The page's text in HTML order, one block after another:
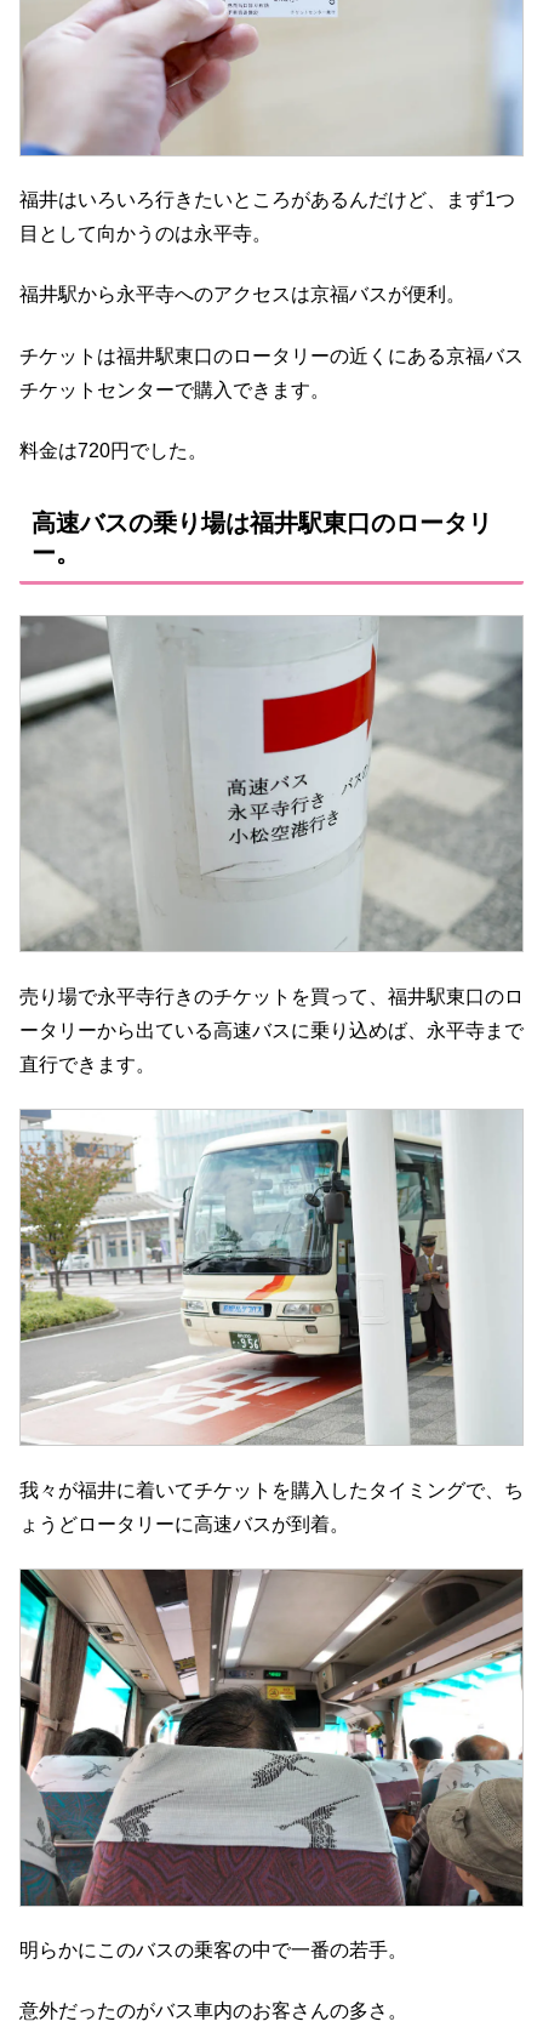
福井はいろいろ行きたいところがあるんだけど、まず1つ
目として向かうのは永平寺。
福井駅から永平寺へのアクセスは京福バスが便利。
チケットは福井駅東口のロータリーの近くにある京福バス
チケットセンターで購入できます。
料金は720円でした。
高速バスの乗り場は福井駅東口のロータリ
ー。
売り場で永平寺行きのチケットを買って、福井駅東口のロ
ータリーから出ている高速バスに乗り込めば、永平寺まで
直行できます。
我々が福井に着いてチケットを購入したタイミングで、ち
ょうどロータリーに高速バスが到着。
明らかにこのバスの乗客の中で一番の若手。
意外だったのがバス車内のお客さんの多さ。